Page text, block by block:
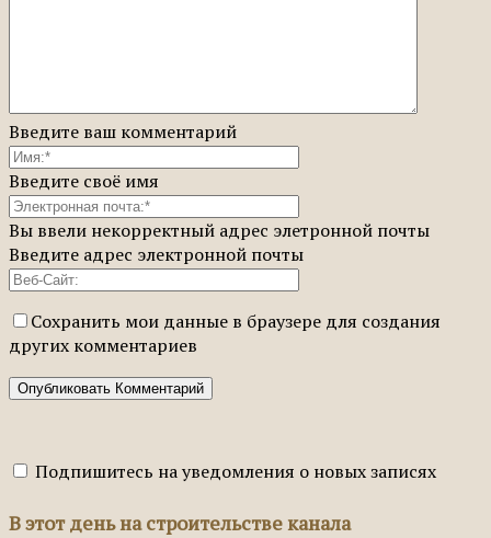
Введите ваш комментарий
Введите своё имя
Вы ввели некорректный адрес элетронной почты
Введите адрес электронной почты
Сохранить мои данные в браузере для создания
других комментариев
Подпишитесь на уведомления о новых записях
В этот день на строительстве канала